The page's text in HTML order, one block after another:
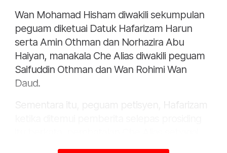
Wan Mohamad Hisham diwakili sekumpulan
peguam diketuai Datuk Hafarizam Harun
serta Amin Othman dan Norhazira Abu
Haiyan, manakala Che Alias diwakili peguam
Saifuddin Othman dan Wan Rohimi Wan
Daud.
Sementara itu, peguam petisyen, Hafarizam
Ahli Parlimen Kemaman atas dua faktor